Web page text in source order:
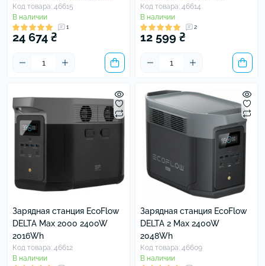
Код товара: 46615
В наличии
1
24 674 ₴
Код товара: 46614
В наличии
2
12 599 ₴
Зарядная станция EcoFlow
DELTA Max 2000 2400W
2016Wh
Код товара: 46612
В наличии
Зарядная станция EcoFlow
DELTA 2 Max 2400W
2048Wh
Код товара: 46609
В наличии